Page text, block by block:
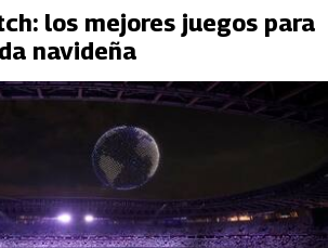
los mejores juegos para
navideña